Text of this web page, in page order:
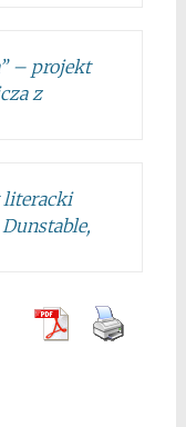
– projekt
z
literacki